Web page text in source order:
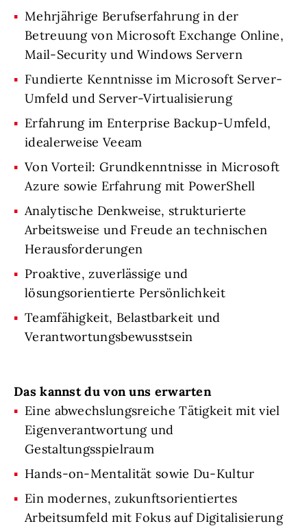
Mehrjährige Berufserfahrung in der
Betreuung von Microsoft Exchange Online,
Mail-Security und Windows Servern
Fundierte Kenntnisse im Microsoft Server-
Umfeld und Server-Virtualisierung
Erfahrung im Enterprise Backup-Umfeld,
idealerweise Veeam
Von Vorteil: Grundkenntnisse in Microsoft
Azure sowie Erfahrung mit PowerShell
Analytische Denkweise, strukturierte
Arbeitsweise und Freude an technischen
Herausforderungen
Proaktive, zuverlässige und
lösungsorientierte Persönlichkeit
Teamfähigkeit, Belastbarkeit und
Verantwortungsbewusstsein
Das kannst du von uns erwarten
Eine abwechslungsreiche Tätigkeit mit viel
Eigenverantwortung und
Gestaltungsspielraum
Hands-on-Mentalität sowie Du-Kultur
Ein modernes, zukunftsorientiertes
Arbeitsumfeld mit Fokus auf Digitalisierung